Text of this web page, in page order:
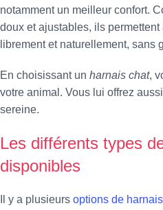
notamment un meilleur confort.
doux et ajustables, ils
librement et naturellement, sans
En choisissant un harnais chat,
votre animal. Vous lui offrez
sereine.
Les différents types
disponibles
Il y a plusieurs options de